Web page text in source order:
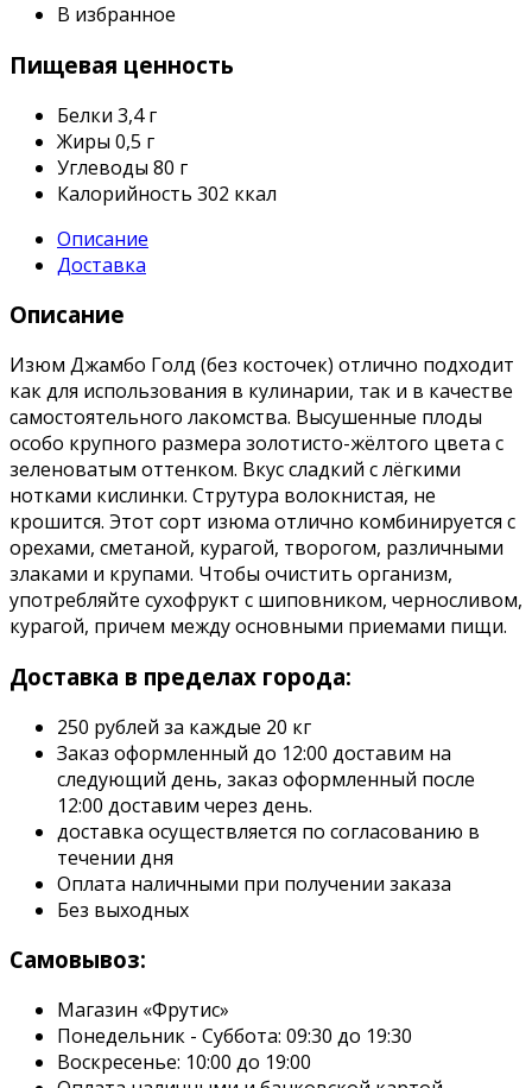
В избранное
Пищевая ценность
Белки 3,4 г
Жиры 0,5 г
Углеводы 80 г
Калорийность 302 ккал
Описание
Доставка
Описание
Изюм Джамбо Голд (без косточек) отлично подходит
как для использования в кулинарии, так и в качестве
самостоятельного лакомства. Высушенные плоды
особо крупного размера золотисто-жёлтого цвета с
зеленоватым оттенком. Вкус сладкий с лёгкими
нотками кислинки. Струтура волокнистая, не
крошится. Этот сорт изюма отлично комбинируется с
орехами, сметаной, курагой, творогом, различными
злаками и крупами. Чтобы очистить организм,
употребляйте сухофрукт с шиповником, черносливом,
курагой, причем между основными приемами пищи.
Доставка в пределах города:
250 рублей за каждые 20 кг
Заказ оформленный до 12:00 доставим на
следующий день, заказ оформленный после
12:00 доставим через день.
доставка осуществляется по согласованию в
течении дня
Оплата наличными при получении заказа
Без выходных
Самовывоз:
Магазин «Фрутис»
Понедельник - Суббота: 09:30 до 19:30
Воскресенье: 10:00 до 19:00